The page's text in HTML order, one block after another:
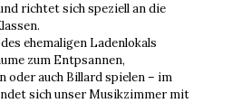
richtet sich speziell an die
ehemaligen Ladenlokals
zum Entpsannen,
oder auch Billard spielen – im
sich unser Musikzimmer mit